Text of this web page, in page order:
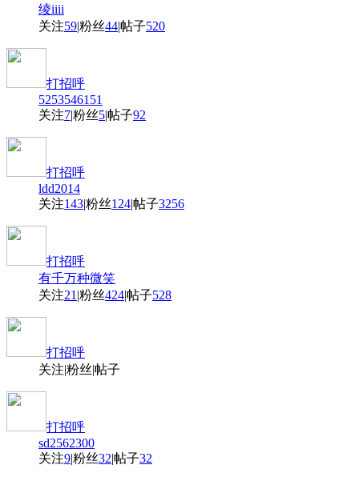
绫iiii
关注59|粉丝44|帖子520
打招呼
5253546151
关注7|粉丝5|帖子92
打招呼
ldd2014
关注143|粉丝124|帖子3256
打招呼
有千万种微笑
关注21 |粉丝424|帖子528
打招呼
关注|粉丝|帖子
打招呼
sd2562300
关注9|粉丝32|帖子32